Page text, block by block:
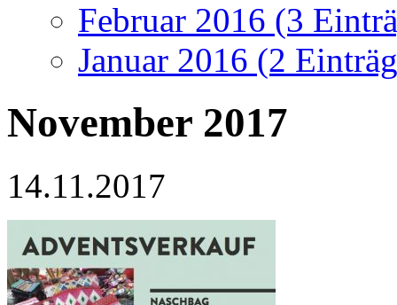
Februar 2016 (3
Januar 2016 (2
November 2017
14.11.2017